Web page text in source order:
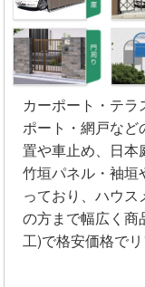
カーポート・テ
ポート・網戸など
置や車止め、日本
竹垣パネル・袖垣
っており、ハウ
の方まで幅広く商
工)で格安価格でリ